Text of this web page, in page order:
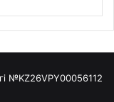
№KZ26VPY00056112